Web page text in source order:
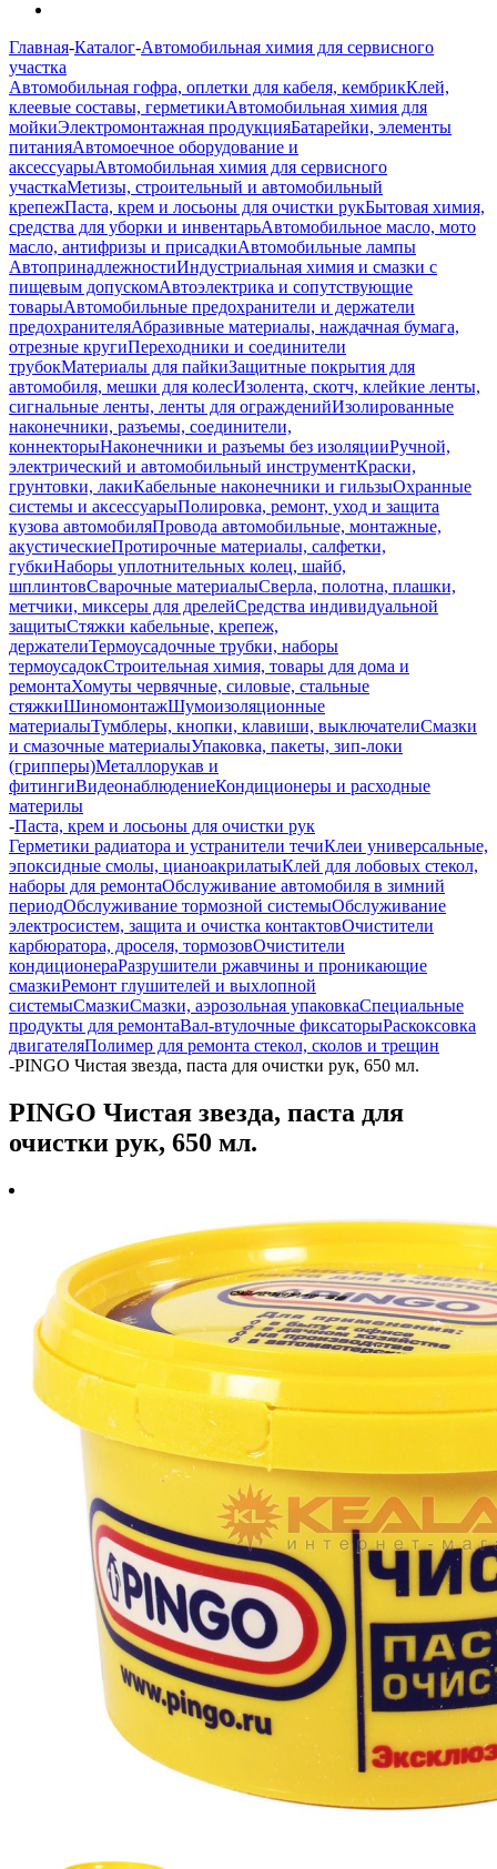
Главная-Каталог-Автомобильная химия для сервисного
участка
Автомобильная гофра, оплетки для кабеля, кембрикКлей,
клеевые составы, герметикиАвтомобильная химия для
мойкиЭлектромонтажная продукцияБатарейки, элементы
питанияАвтомоечное оборудование и
аксессуарыАвтомобильная химия для сервисного
участкаМетизы, строительный и автомобильный
крепежПаста, крем и лосьоны для очистки рукБытовая химия,
средства для уборки и инвентарьАвтомобильное масло, мото
масло, антифризы и присадкиАвтомобильные лампы
АвтопринадлежностиИндустриальная химия и смазки с
пищевым допускомАвтоэлектрика и сопутствующие
товарыАвтомобильные предохранители и держатели
предохранителяАбразивные материалы, наждачная бумага,
отрезные кругиПереходники и соединители
трубокМатериалы для пайкиЗащитные покрытия для
автомобиля, мешки для колесИзолента, скотч, клейкие ленты,
сигнальные ленты, ленты для огражденийИзолированные
наконечники, разъемы, соединители,
коннекторыНаконечники и разъемы без изоляцииРучной,
электрический и автомобильный инструментКраски,
грунтовки, лакиКабельные наконечники и гильзыОхранные
системы и аксессуарыПолировка, ремонт, уход и защита
кузова автомобиляПровода автомобильные, монтажные,
акустическиеПротирочные материалы, салфетки,
губкиНаборы уплотнительных колец, шайб,
шплинтовСварочные материалыСверла, полотна, плашки,
метчики, миксеры для дрелейСредства индивидуальной
защитыСтяжки кабельные, крепеж,
держателиТермоусадочные трубки, наборы
термоусадокСтроительная химия, товары для дома и
ремонтаХомуты червячные, силовые, стальные
стяжкиШиномонтажШумоизоляционные
материалыТумблеры, кнопки, клавиши, выключателиСмазки
и смазочные материалыУпаковка, пакеты, зип-локи
(грипперы)Металлорукав и
фитингиВидеонаблюдениеКондиционеры и расходные
материлы
-Паста, крем и лосьоны для очистки рук
Герметики радиатора и устранители течиКлеи универсальные,
эпоксидные смолы, цианоакрилатыКлей для лобовых стекол,
наборы для ремонтаОбслуживание автомобиля в зимний
периодОбслуживание тормозной системыОбслуживание
электросистем, защита и очистка контактовОчистители
карбюратора, дроселя, тормозовОчистители
кондиционераРазрушители ржавчины и проникающие
смазкиРемонт глушителей и выхлопной
системыСмазкиСмазки, аэрозольная упаковкаСпециальные
продукты для ремонтаВал-втулочные фиксаторыРаскоксовка
двигателяПолимер для ремонта стекол, сколов и трещин
-PINGO Чистая звезда, паста для очистки рук, 650 мл.
PINGO Чистая звезда, паста для
очистки рук, 650 мл.